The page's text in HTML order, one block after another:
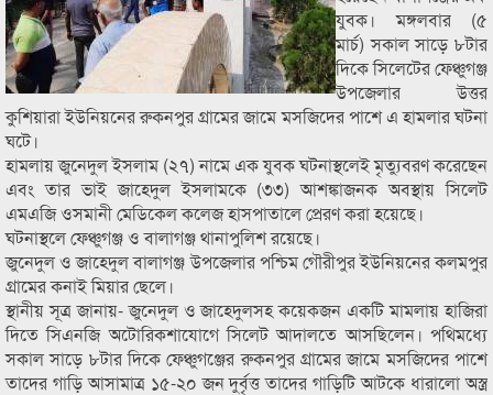
যুবক। মঙ্গলবার (৫
মার্চ) সকাল সাড়ে ৮টার
দিকে সিলেটের ফেঞ্চুগঞ্জ
উপজেলার উত্তর
কুশিয়ারা ইউনিয়নের রুকনপুর গ্রামের জামে মসজিদের পাশে এ হামলার ঘটনা
ঘটে।
হামলায় জুনেদুল ইসলাম (২৭) নামে এক যুবক ঘটনাস্থলেই মৃত্যুবরণ করেছেন
এবং তার ভাই জাহেদুল ইসলামকে (৩৩) আশঙ্কাজনক অবস্থায় সিলেট
এমএজি ওসমানী মেডিকেল কলেজ হাসপাতালে প্রেরণ করা হয়েছে।
ঘটনাস্থলে ফেঞ্চুগঞ্জ ও বালাগঞ্জ থানাপুলিশ রয়েছে।
জুনেদুল ও জাহেদুল বালাগঞ্জ উপজেলার পশ্চিম গৌরীপুর ইউনিয়নের কলমপুর
গ্রামের কনাই মিয়ার ছেলে।
স্থানীয় সূত্র জানায়- জুনেদুল ও জাহেদুলসহ কয়েকজন একটি মামলায় হাজিরা
দিতে সিএনজি অটোরিকশাযোগে সিলেট আদালতে আসছিলেন। পথিমধ্যে
সকাল সাড়ে ৮টার দিকে ফেঞ্চুগঞ্জের রুকনপুর গ্রামের জামে মসজিদের পাশে
তাদের গাড়ি আসামাত্র ১৫-২০ জন দুর্বৃত্ত তাদের গাড়িটি আটকে ধারালো অস্ত্র